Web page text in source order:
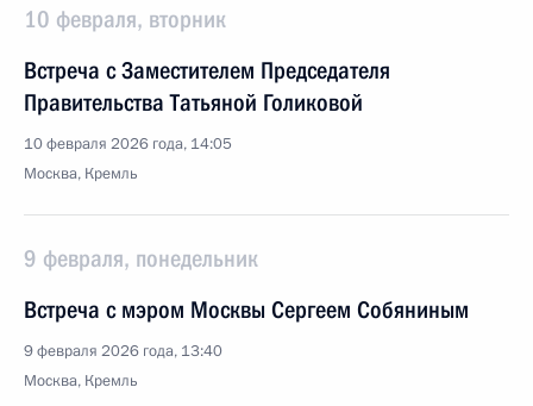
10 февраля, вторник
Встреча с Заместителем Председателя
Правительства Татьяной Голиковой
10 февраля 2026 года, 14:05
Москва, Кремль
9 февраля, понедельник
Встреча с мэром Москвы Сергеем Собяниным
9 февраля 2026 года, 13:40
Москва, Кремль